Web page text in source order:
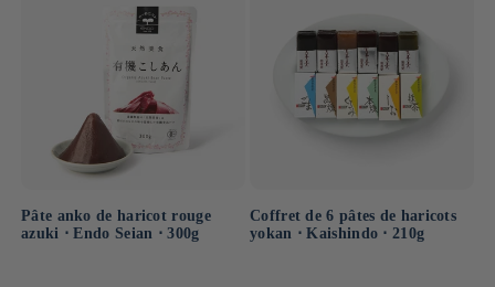
Pâte anko de haricot rouge
azuki ⋅ Endo Seian ⋅ 300g
Coffret de 6 pâtes de haricots
yokan ⋅ Kaishindo ⋅ 210g